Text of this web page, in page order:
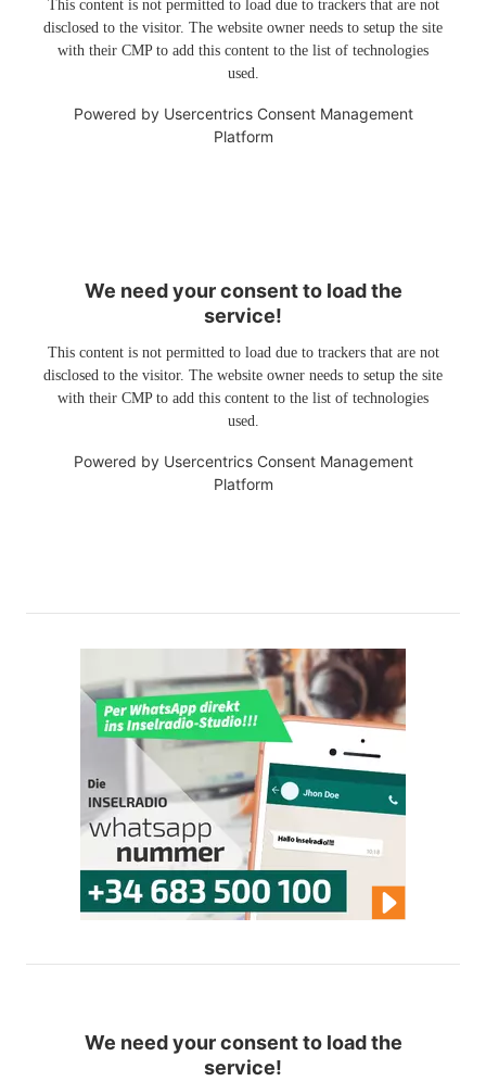
This content is not permitted to load due to trackers that are not
disclosed to the visitor. The website owner needs to setup the site
with their CMP to add this content to the list of technologies
used.
Powered by Usercentrics Consent Management
Platform
We need your consent to load the
service!
This content is not permitted to load due to trackers that are not
disclosed to the visitor. The website owner needs to setup the site
with their CMP to add this content to the list of technologies
used.
Powered by Usercentrics Consent Management
Platform
We need your consent to load the
service!